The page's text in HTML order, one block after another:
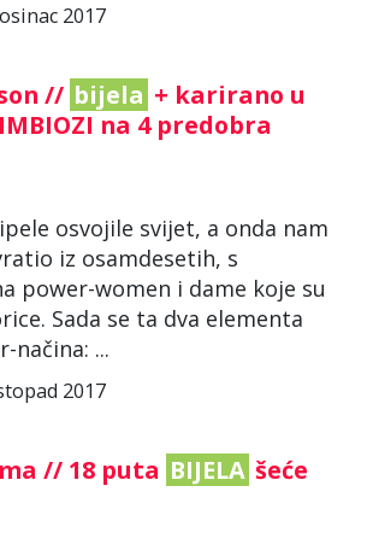
2017
// bijela + karirano u
na 4 predobra
osvojile svijet, a onda nam
iz osamdesetih, s
power-women i dame koje su
Sada se ta dva elementa
načina: ...
2017
// 18 puta BIJELA šeće